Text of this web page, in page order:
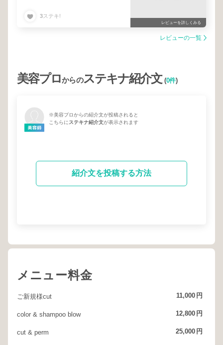
3ステキ!
レビューを詳しくみる
レビューの一覧
美容プロからのステキナ紹介文(0件)
※美容プロからの紹介文が投稿されると
こちらにステキナ紹介文が表示されます
紹介文を投稿する方法
メニュー料金
ご新規様cut 11,000 円
color & shampoo blow 12,800 円
cut & perm 25,000 円